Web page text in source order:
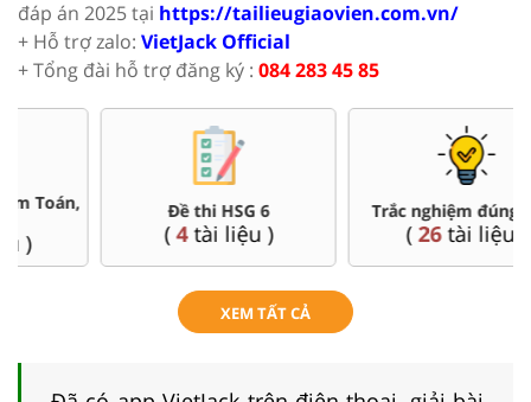
đáp án 2025 tại https://tailieugiaovien.com.vn/
+ Hỗ trợ zalo: VietJack Official
+ Tổng đài hỗ trợ đăng ký : 084 283 45 85
Đề thi HSG 6
tài liệu )
Trắc nghiệm đúng sai 6
tài liệu )
XEM TẤT CẢ